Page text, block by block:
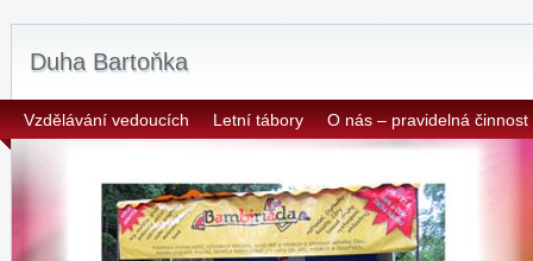
Duha Bartoňka
Vzdělávání vedoucích Letní tábory O nás – pravidelná činnost